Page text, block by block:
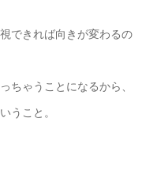
できれば向きが変わるの
ちゃうことになるから、
うこと。